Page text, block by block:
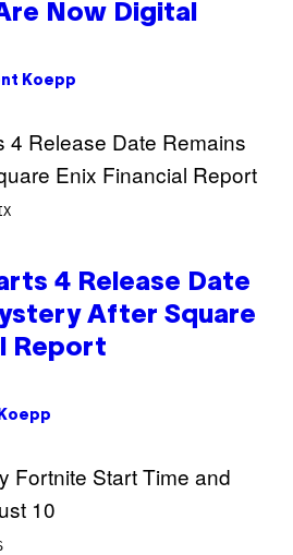
Now Digital
Koepp
4 Release Date
After Square
Report